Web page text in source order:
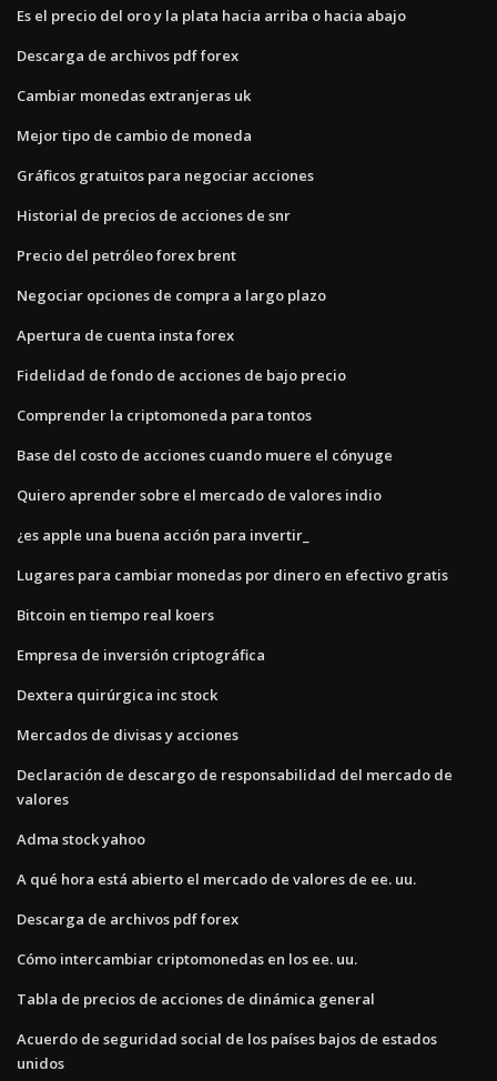
Es el precio del oro y la plata hacia arriba o hacia abajo
Descarga de archivos pdf forex
Cambiar monedas extranjeras uk
Mejor tipo de cambio de moneda
Gráficos gratuitos para negociar acciones
Historial de precios de acciones de snr
Precio del petróleo forex brent
Negociar opciones de compra a largo plazo
Apertura de cuenta insta forex
Fidelidad de fondo de acciones de bajo precio
Comprender la criptomoneda para tontos
Base del costo de acciones cuando muere el cónyuge
Quiero aprender sobre el mercado de valores indio
¿es apple una buena acción para invertir_
Lugares para cambiar monedas por dinero en efectivo gratis
Bitcoin en tiempo real koers
Empresa de inversión criptográfica
Dextera quirúrgica inc stock
Mercados de divisas y acciones
Declaración de descargo de responsabilidad del mercado de
valores
Adma stock yahoo
A qué hora está abierto el mercado de valores de ee. uu.
Descarga de archivos pdf forex
Cómo intercambiar criptomonedas en los ee. uu.
Tabla de precios de acciones de dinámica general
Acuerdo de seguridad social de los países bajos de estados
unidos